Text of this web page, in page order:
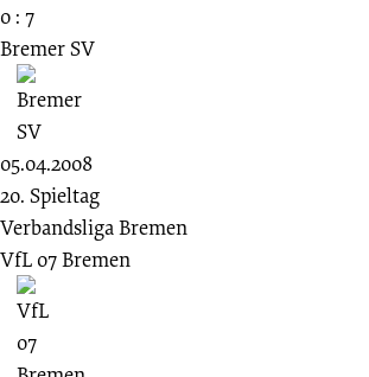
0 : 7
Bremer SV
05.04.2008
20. Spieltag
Verbandsliga Bremen
VfL 07 Bremen